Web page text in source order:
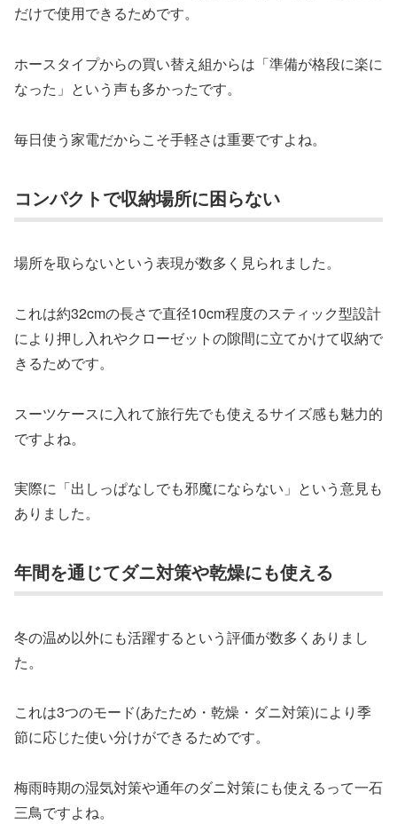
だけで使用できるためです。
ホースタイプからの買い替え組からは「準備が格段に楽に
なった」という声も多かったです。
毎日使う家電だからこそ手軽さは重要ですよね。
コンパクトで収納場所に困らない
場所を取らないという表現が数多く見られました。
これは約32cmの長さで直径10cm程度のスティック型設計
により押し入れやクローゼットの隙間に立てかけて収納で
きるためです。
スーツケースに入れて旅行先でも使えるサイズ感も魅力的
ですよね。
実際に「出しっぱなしでも邪魔にならない」という意見も
ありました。
年間を通じてダニ対策や乾燥にも使える
冬の温め以外にも活躍するという評価が数多くありまし
た。
これは3つのモード(あたため・乾燥・ダニ対策)により季
節に応じた使い分けができるためです。
梅雨時期の湿気対策や通年のダニ対策にも使えるって一石
三鳥ですよね。